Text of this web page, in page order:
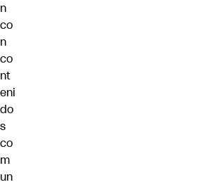
n
co
n
co
nt
eni
do
s
co
m
un